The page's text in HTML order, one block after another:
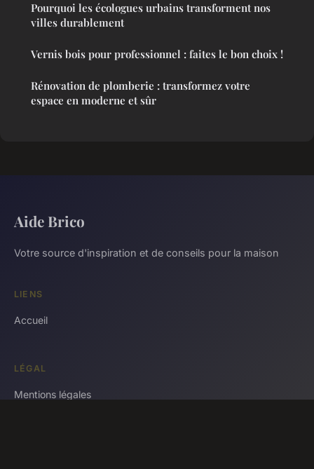
Pourquoi les écologues urbains transforment nos
villes durablement
Vernis bois pour professionnel : faites le bon choix !
Rénovation de plomberie : transformez votre
espace en moderne et sûr
Aide Brico
Votre source d'inspiration et de conseils pour la maison
LIENS
Accueil
LÉGAL
Mentions légales